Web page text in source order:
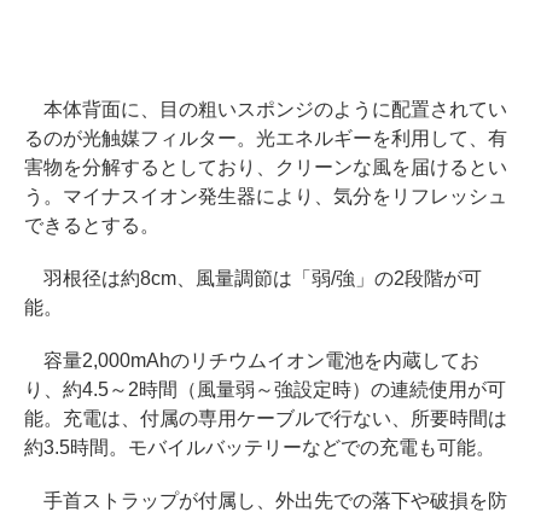
本体背面に、目の粗いスポンジのように配置されてい
るのが光触媒フィルター。光エネルギーを利用して、有
害物を分解するとしており、クリーンな風を届けるとい
う。マイナスイオン発生器により、気分をリフレッシュ
できるとする。
羽根径は約8cm、風量調節は「弱/強」の2段階が可
能。
容量2,000mAhのリチウムイオン電池を内蔵してお
り、約4.5～2時間（風量弱～強設定時）の連続使用が可
能。充電は、付属の専用ケーブルで行ない、所要時間は
約3.5時間。モバイルバッテリーなどでの充電も可能。
手首ストラップが付属し、外出先での落下や破損を防